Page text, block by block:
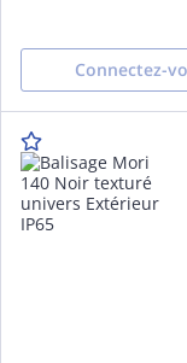
Connectez-